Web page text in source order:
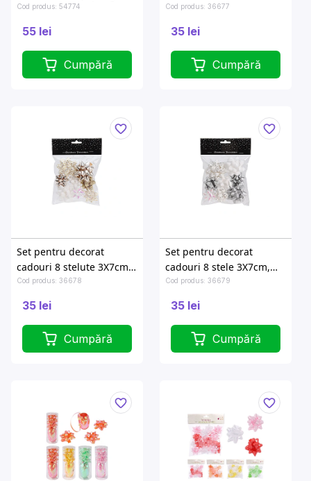
4mX10 mm + 5 fundite 5
Cod produs: 54774
55 lei
Cumpără
5X5cm colorate
Cod produs: 36677
35 lei
Cumpără
Set pentru decorat
cadouri 8 stelute 3X7cm,
5X5cm aurii
Cod produs: 36678
35 lei
Cumpără
Set pentru decorat
cadouri 8 stele 3X7cm,
5X5cm argintii
Cod produs: 36679
35 lei
Cumpără